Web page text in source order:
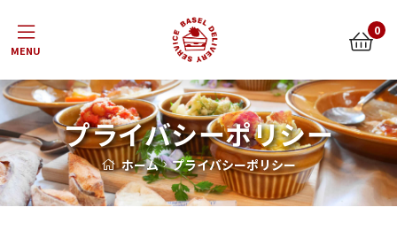
0
Menu
プライバシーポリシー
ホーム プライバシーポリシー